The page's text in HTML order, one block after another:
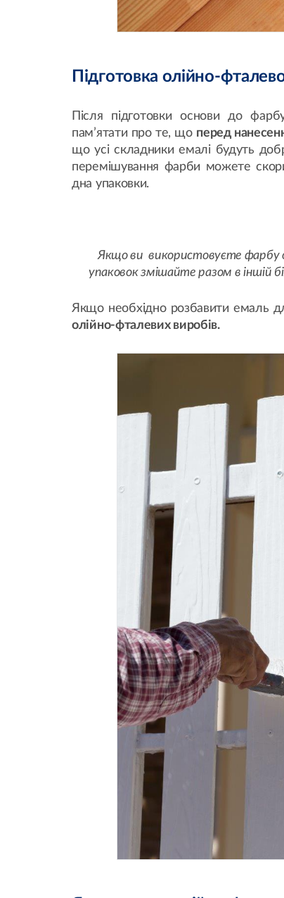
Підготовка олійно-
Після підготовки основи до
пам’ятати про те, що перед
що усі складники емалі будуть
перемішування фарби можете
дна упаковки.
Якщо ви використовуєте фарбу
упаковок змішайте разом в іншій
Якщо необхідно розбавити емаль
олійно-фталевих виробів.